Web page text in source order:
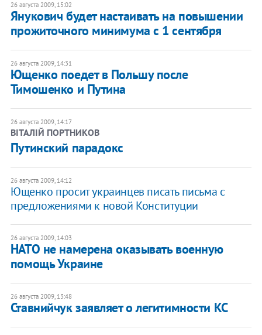
26 августа 2009, 15:02
Янукович будет настаивать на повышении
прожиточного минимума с 1 сентября
26 августа 2009, 14:31
Ющенко поедет в Польшу после
Тимошенко и Путина
26 августа 2009, 14:17
ВІТАЛІЙ ПОРТНИКОВ
Путинский парадокс
26 августа 2009, 14:12
Ющенко просит украинцев писать письма с
предложениями к новой Конституции
26 августа 2009, 14:03
НАТО не намерена оказывать военную
помощь Украине
26 августа 2009, 13:48
Ставнийчук заявляет о легитимности КС